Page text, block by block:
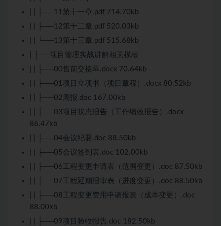
| | ├──11第十一章.pdf 714.70kb
| | ├──12第十二章.pdf 520.03kb
| | └──13第十三章.pdf 515.68kb
| ├──项目管理实战讲解相关模板
| | ├──00售前交接单.docx 70.64kb
| | ├──01项目立项书（项目章程）.docx 80.52kb
| | ├──02周报.doc 167.00kb
| | ├──03项目状态报告（工作绩效报告）.docx
86.47kb
| | ├──04会议纪要.doc 88.50kb
| | ├──05会议签到表.doc 102.00kb
| | ├──06工程变更申请表（范围变更）.doc 87.50kb
| | ├──07工程延期报审表（进度变更）.doc 88.50kb
| | ├──08工程变更费用申请报表（成本变更）.doc
88.00kb
| | ├──09项目验收报告.doc 182.50kb